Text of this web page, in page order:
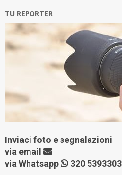
TU REPORTER
Inviaci foto e segnalazioni
via email
via Whatsapp
320 5393303